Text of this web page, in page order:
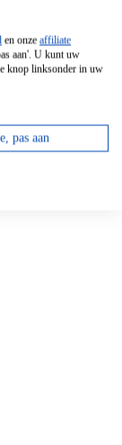
en onze affiliate
aan'. U kunt uw
knop linksonder in uw
pas aan